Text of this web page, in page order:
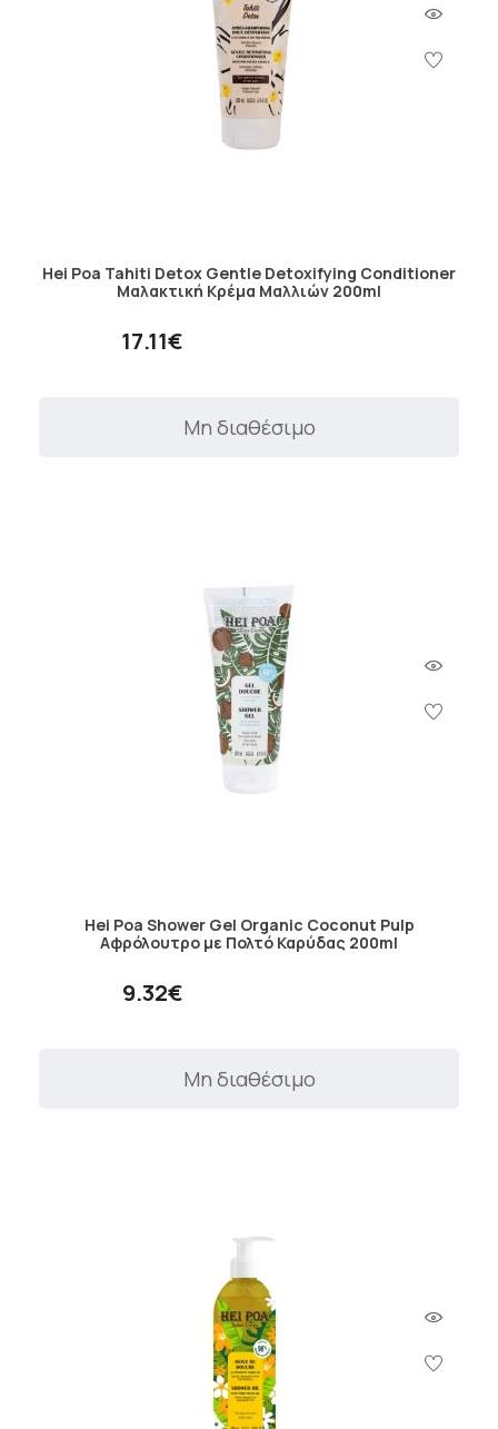
Hei Poa Tahiti Detox Gentle Detoxifying Conditioner
Μαλακτική Κρέμα Μαλλιών 200ml
17.11€
Μη διαθέσιμο
Hei Poa Shower Gel Organic Coconut Pulp
Αφρόλουτρο με Πολτό Καρύδας 200ml
9.32€
Μη διαθέσιμο